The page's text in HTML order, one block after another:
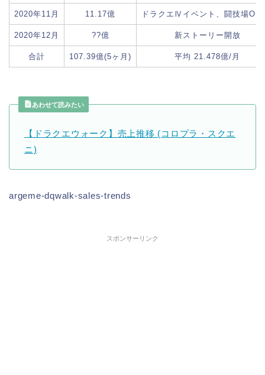
2020年11月 11.17億 ドラクエⅣイベント、闘技場
2020年12月 ??億 新ストーリー開放
合計 107.39億(5ヶ月) 平均 21.478億/月
あわせて読みたい
【ドラクエウォーク】売上推移 (コロプラ・スクエ
ニ)
argeme-dqwalk-sales-trends
スポンサーリンク